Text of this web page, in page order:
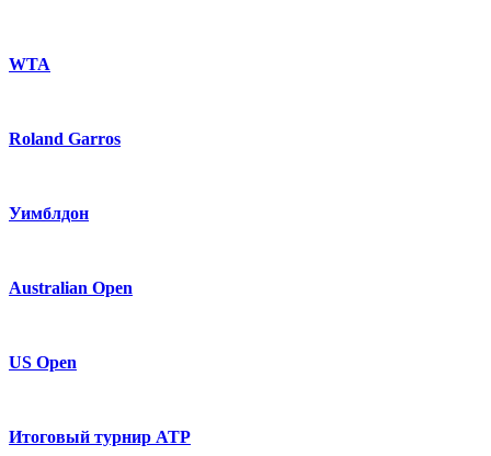
WTA
Roland Garros
Уимблдон
Australian Open
US Open
Итоговый турнир ATP